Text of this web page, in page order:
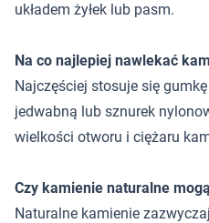
układem żyłek lub pasm.
Na co najlepiej nawlekać
Najczęściej stosuje się
jedwabną lub sznurek
wielkości otworu i ciężaru
Czy kamienie naturalne
Naturalne kamienie